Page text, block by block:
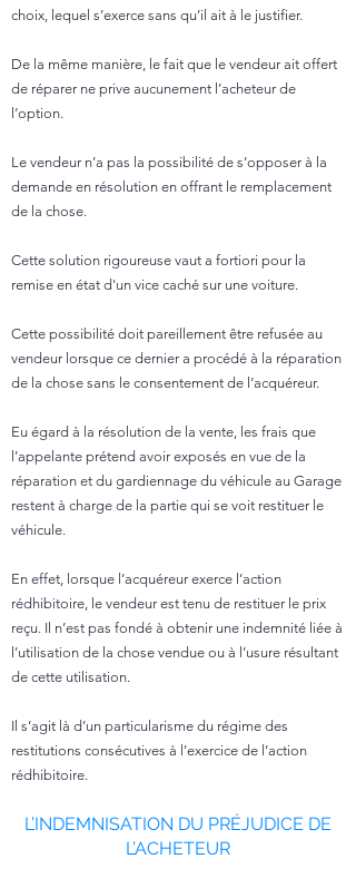
choix, lequel s’exerce sans qu’il ait à le justifier.
De la même manière, le fait que le vendeur ait offert
de réparer ne prive aucunement l’acheteur de
l’option.
Le vendeur n’a pas la possibilité de s’opposer à la
demande en résolution en offrant le remplacement
de la chose.
Cette solution rigoureuse vaut a fortiori pour la
remise en état d'un vice caché sur une voiture.
Cette possibilité doit pareillement être refusée au
vendeur lorsque ce dernier a procédé à la réparation
de la chose sans le consentement de l’acquéreur.
Eu égard à la résolution de la vente, les frais que
l’appelante prétend avoir exposés en vue de la
réparation et du gardiennage du véhicule au Garage
restent à charge de la partie qui se voit restituer le
véhicule.
En effet, lorsque l’acquéreur exerce l’action
rédhibitoire, le vendeur est tenu de restituer le prix
reçu. Il n’est pas fondé à obtenir une indemnité liée à
l’utilisation de la chose vendue ou à l’usure résultant
de cette utilisation.
Il s’agit là d’un particularisme du régime des
restitutions consécutives à l’exercice de l’action
rédhibitoire.
L’INDEMNISATION DU PRÉJUDICE DE
L’ACHETEUR